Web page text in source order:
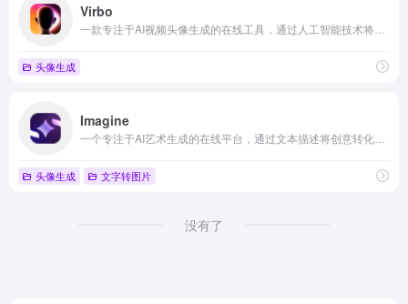
Virbo
头像生成
Imagine
头像生成 文字转图片
没有了